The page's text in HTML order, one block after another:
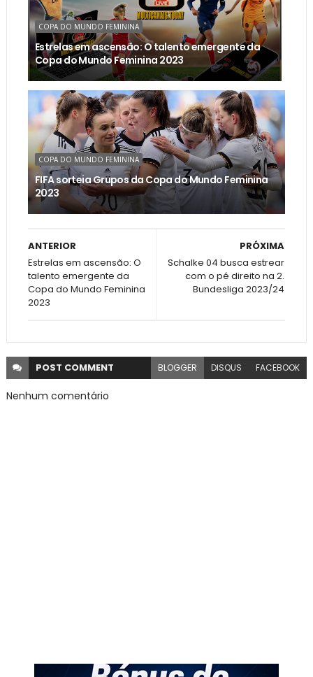
COPA DO MUNDO FEMININA
Estrelas em ascensão: O talento emergente da
Copa do Mundo Feminina 2023
COPA DO MUNDO FEMININA
FIFA sorteia Grupos da Copa do Mundo Feminina
2023
PRÓXIMA
Schalke 04 busca estrear
com o pé direito na 2.
Bundesliga 2023/24
ANTERIOR
Estrelas em ascensão: O
talento emergente da
Copa do Mundo Feminina
2023
POST COMMENT BLOGGER DISQUS FACEBOOK
Nenhum comentário